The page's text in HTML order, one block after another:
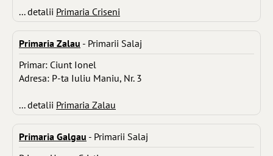
... detalii Primaria Criseni
Primaria Zalau - Primarii Salaj
Primar: Ciunt Ionel
Adresa: P-ta Iuliu Maniu, Nr. 3
... detalii Primaria Zalau
Primaria Galgau - Primarii Salaj